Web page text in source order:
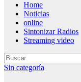
Home
Noticias
online
Sintonizar Radios
Streaming video
Sin categoría